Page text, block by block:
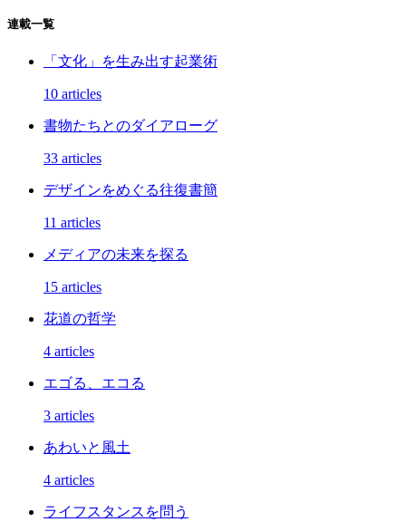
連載一覧
「文化」を生み出す起業術
10 articles
書物たちとのダイアローグ
33 articles
デザインをめぐる往復書簡
11 articles
メディアの未来を探る
15 articles
花道の哲学
4 articles
エゴる、エコる
3 articles
あわいと風土
4 articles
ライフスタンスを問う